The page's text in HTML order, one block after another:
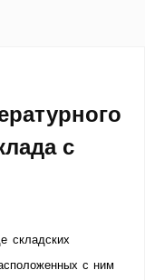
с
складских
с ним